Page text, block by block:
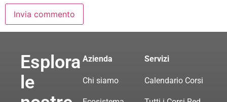
Esplora
le
Azienda
Chi siamo
Servizi
Calendario Corsi